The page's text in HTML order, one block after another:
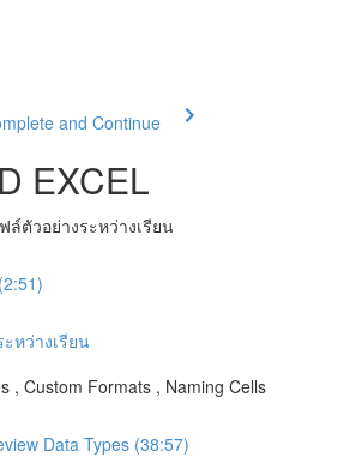
and Continue
EXCEL
ล์ตัวอย่างระหว่างเรียน
หว่างเรียน
, Custom Formats , Naming Cells
Data Types (38:57)